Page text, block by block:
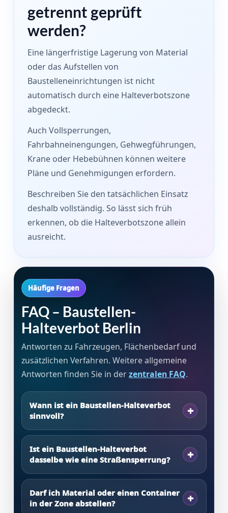
getrennt geprüft
werden?
Eine längerfristige Lagerung von Material
oder das Aufstellen von
Baustelleneinrichtungen ist nicht
automatisch durch eine Halteverbotszone
abgedeckt.
Auch Vollsperrungen,
Fahrbahneinengungen, Gehwegführungen,
Krane oder Hebebühnen können weitere
Pläne und Genehmigungen erfordern.
Beschreiben Sie den tatsächlichen Einsatz
deshalb vollständig. So lässt sich früh
erkennen, ob die Halteverbotszone allein
ausreicht.
Häufige Fragen
FAQ – Baustellen-
Halteverbot Berlin
Antworten zu Fahrzeugen, Flächenbedarf und
zusätzlichen Verfahren. Weitere allgemeine
Antworten finden Sie in derzentralen FAQ.
Wann ist ein Baustellen-Halteverbot
sinnvoll?
Ist ein Baustellen-Halteverbot
dasselbe wie eine Straßensperrung?
Darf ich Material oder einen Container
in der Zone abstellen?